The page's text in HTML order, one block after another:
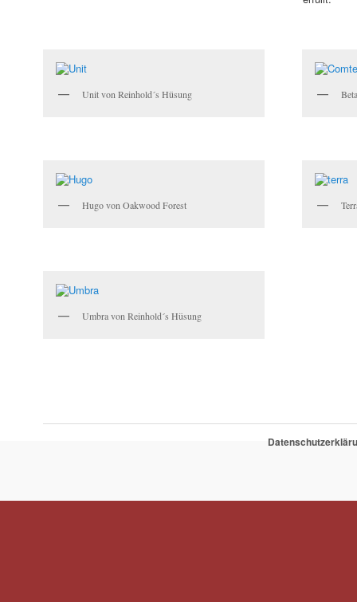
Unit von Reinhold´s Hüsung
Hugo von Oakwood Forest
Umbra von Reinhold´s Hüsung